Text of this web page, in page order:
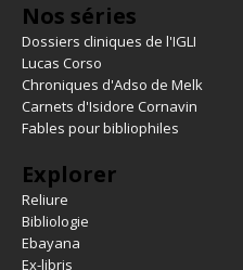
Nos séries
Dossiers cliniques de l'IGLI
Lucas Corso
Chroniques d'Adso de Melk
Carnets d'Isidore Cornavin
Fables pour bibliophiles
Explorer
Reliure
Bibliologie
Ebayana
Ex-libris